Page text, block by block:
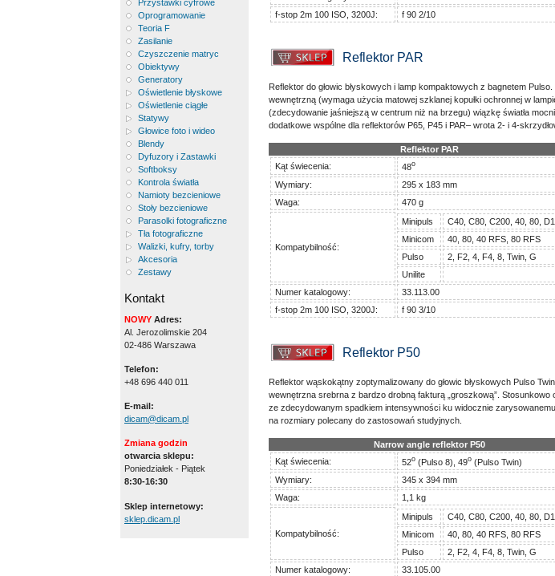
Przystawki cyfrowe
Oprogramowanie
Teoria F
Zasilanie
Czyszczenie matryc
Obiektywy
Generatory
Oświetlenie błyskowe
Oświetlenie ciągłe
Statywy
Głowice foto i wideo
Blendy
Dyfuzory i Zastawki
Softboksy
Kontrola światła
Namioty bezcieniowe
Stoły bezcieniowe
Parasolki fotograficzne
Tła fotograficzne
Walizki, kufry, torby
Akcesoria
Zestawy
Kontakt
NOWY Adres:
Al. Jerozolimskie 204
02-486 Warszawa
Telefon:
+48 696 440 011
E-mail:
dicam@dicam.pl
Zmiana godzin
otwarcia sklepu:
Poniedziałek - Piątek
8:30-16:30
Sklep internetowy:
sklep.dicam.pl
f-stop 2m 100 ISO, 3200J:
f 90 2/10
Reflektor PAR
Reflektor do głowic błyskowych i lamp kompaktowych z bagnetem
wewnętrzną (wymaga użycia matowej szklanej kopułki ochronnej w
(zdecydowanie jaśniejszą w centrum niż na brzegu) wiązkę światła
dodatkowe wspólne dla reflektorów P65, P45 i PAR– wrota 2- i 4-
Reflektor PAR
Kąt świecenia:
48o
Wymiary:
295 x 183 mm
Waga:
470 g
Kompatybilność:
Minipuls
C40, C80, C200, 40, 80,
Minicom
40, 80, 40 RFS, 80 RFS
Pulso
2, F2, 4, F4, 8, Twin, G
Unilite
Numer katalogowy:
33.113.00
f-stop 2m 100 ISO, 3200J:
f 90 3/10
Reflektor P50
Reflektor wąskokątny zoptymalizowany do głowic błyskowych Pulso
wewnętrzna srebrna z bardzo drobną fakturą „groszkową”. Stosunkowo
ze zdecydowanym spadkiem intensywności ku widocznie
na rozmiary polecany do zastosowań studyjnych.
Narrow angle reflektor P50
Kąt świecenia:
52o (Pulso 8), 49o (Pulso Twin)
Wymiary:
345 x 394 mm
Waga:
1,1 kg
Kompatybilność:
Minipuls
C40, C80, C200, 40, 80,
Minicom
40, 80, 40 RFS, 80 RFS
Pulso
2, F2, 4, F4, 8, Twin, G
Numer katalogowy:
33.105.00